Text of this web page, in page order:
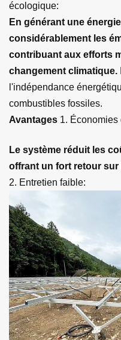
écologique:
En générant une
considérablement les
contribuant aux efforts
changement climatique.
l'indépendance
combustibles fossiles.
Avantages 1. Économies
Le système réduit les
offrant un fort retour
2. Entretien faible: